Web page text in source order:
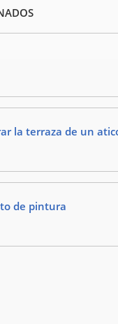
la terraza de un
de pintura